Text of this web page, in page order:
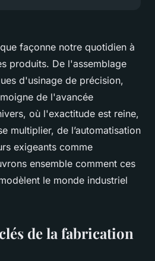
façonne notre quotidien à
produits. De l'assemblage
d'usinage de précision,
de l'avancée
où l'exactitude est reine,
multiplier, de l’automatisation
exigeants comme
ensemble comment ces
le monde industriel
de la fabrication